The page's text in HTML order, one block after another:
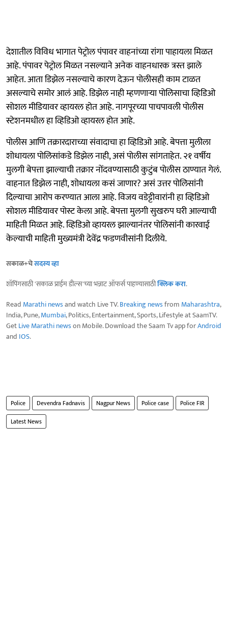
देशातील विविध भागात पेट्रोल पंपावर वाहनांच्या रांगा पाहायला मिळत
आहे. पंपावर पेट्रोल मिळत नसल्याने अनेक वाहनधारक त्रस्त झाले
आहेत. आता डिझेल नसल्याचे कारण देऊन पोलीसही काम टाळत
असल्याचे समोर आलं आहे. डिझेल नाही म्हणणाऱ्या पोलिसाचा व्हिडिओ
सोशल मीडियावर व्हायरल होत आहे. नागपूरच्या पाचपावली पोलीस
स्टेशनमधील हा व्हिडिओ व्हायरल होत आहे.
पोलीस आणि तक्रारदाराच्या संवादाचा हा व्हिडिओ आहे. बेपत्ता मुलीला
शोधायला पोलिसांकडे डिझेल नाही, असं पोलीस सांगताहेत. २१ वर्षीय
मुलगी बेपत्ता झाल्याची तक्रार नोंदवण्यासाठी कुटुंब पोलीस ठाण्यात गेलं.
वाहनात डिझेल नाही, शोधायला कसं जाणार? असं उत्तर पोलिसांनी
दिल्याचा आरोप करण्यात आला आहे. विजय वडेट्टीवारांनी हा व्हिडिओ
सोशल मीडियावर पोस्ट केला आहे. बेपत्ता मुलगी सुखरुप घरी आल्याची
माहिती मिळत आहे. व्हिडिओ व्हायरल झाल्यानंतर पोलिसांनी कारवाई
केल्याची माहिती मुख्यमंत्री देवेंद्र फडणवीसांनी दिलीये.
सकाळ+चेसदस्य व्हा
शॉपिंगसाठी 'सकाळ प्राईम डील्स'च्या भन्नाट ऑफर्स पाहण्यासाठीक्लिक करा.
Read Marathi newsand watch Live TV.Breaking newsfrom Maharashtra,
India, Pune,Mumbai, Politics, Entertainment, Sports, Lifestyle at SaamTV.
GetLive Marathi newson Mobile. Download the Saam Tv app forAndroid
and IOS.
Police Devendra Fadnavis Nagpur News Police case
Police FIR
Latest News